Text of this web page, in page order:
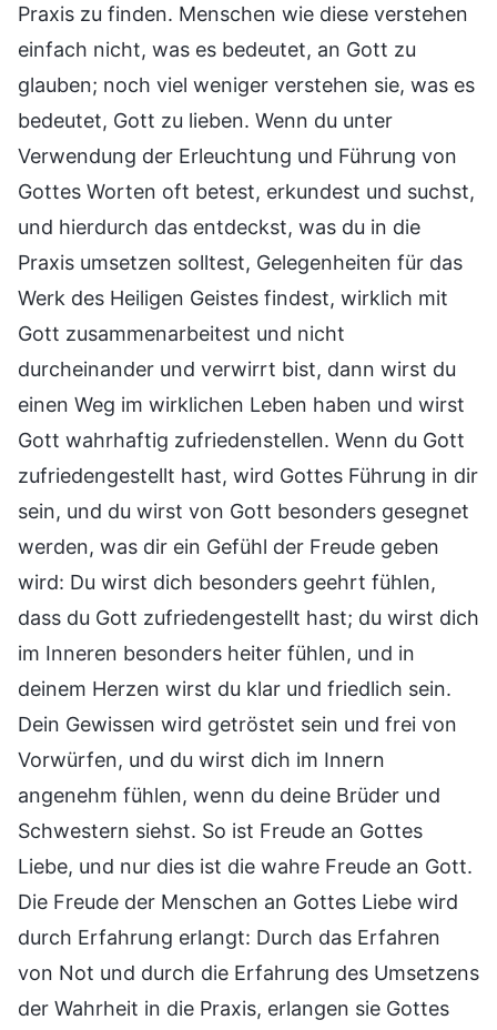
Praxis zu finden. Menschen wie diese verstehen
einfach nicht, was es bedeutet, an Gott zu
glauben; noch viel weniger verstehen sie, was es
bedeutet, Gott zu lieben. Wenn du unter
Verwendung der Erleuchtung und Führung von
Gottes Worten oft betest, erkundest und suchst,
und hierdurch das entdeckst, was du in die
Praxis umsetzen solltest, Gelegenheiten für das
Werk des Heiligen Geistes findest, wirklich mit
Gott zusammenarbeitest und nicht
durcheinander und verwirrt bist, dann wirst du
einen Weg im wirklichen Leben haben und wirst
Gott wahrhaftig zufriedenstellen. Wenn du Gott
zufriedengestellt hast, wird Gottes Führung in dir
sein, und du wirst von Gott besonders gesegnet
werden, was dir ein Gefühl der Freude geben
wird: Du wirst dich besonders geehrt fühlen,
dass du Gott zufriedengestellt hast; du wirst dich
im Inneren besonders heiter fühlen, und in
deinem Herzen wirst du klar und friedlich sein.
Dein Gewissen wird getröstet sein und frei von
Vorwürfen, und du wirst dich im Innern
angenehm fühlen, wenn du deine Brüder und
Schwestern siehst. So ist Freude an Gottes
Liebe, und nur dies ist die wahre Freude an Gott.
Die Freude der Menschen an Gottes Liebe wird
durch Erfahrung erlangt: Durch das Erfahren
von Not und durch die Erfahrung des Umsetzens
der Wahrheit in die Praxis, erlangen sie Gottes